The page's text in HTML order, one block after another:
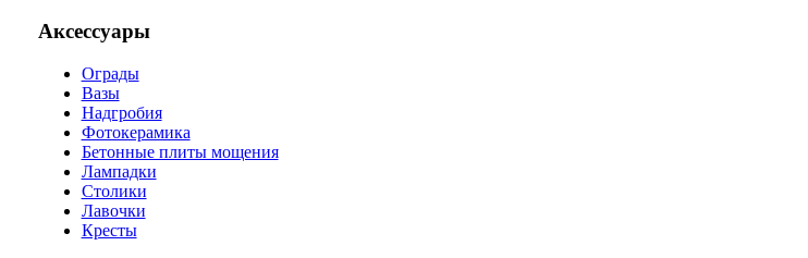
Аксессуары
Ограды
Вазы
Надгробия
Фотокерамика
Бетонные плиты мощения
Лампадки
Столики
Лавочки
Кресты